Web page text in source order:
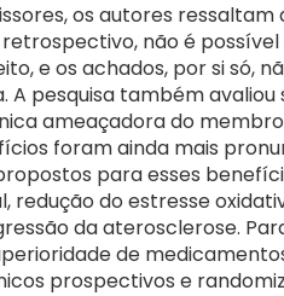
os autores
não é
e os achados, por si só,
pesquisa também avaliou
ameaçadora do
foram ainda mais
para esses
redução do estresse
da aterosclerose.
de
prospectivos e